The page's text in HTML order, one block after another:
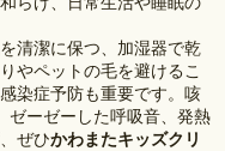
清潔に保つ、加湿器で乾
やペットの毛を避けるこ
染症予防も重要です。咳
ゼーゼーした呼吸音、発熱
ぜひかわまたキッズクリ